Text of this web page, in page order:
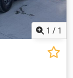
1 / 1